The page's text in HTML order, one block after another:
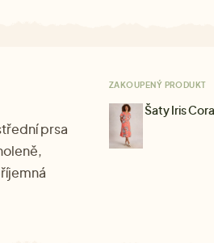
prsa
ZAKOUPENÝ PRODUKT
Šaty Iris